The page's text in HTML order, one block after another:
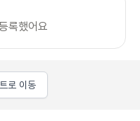
록했어요
로 이동